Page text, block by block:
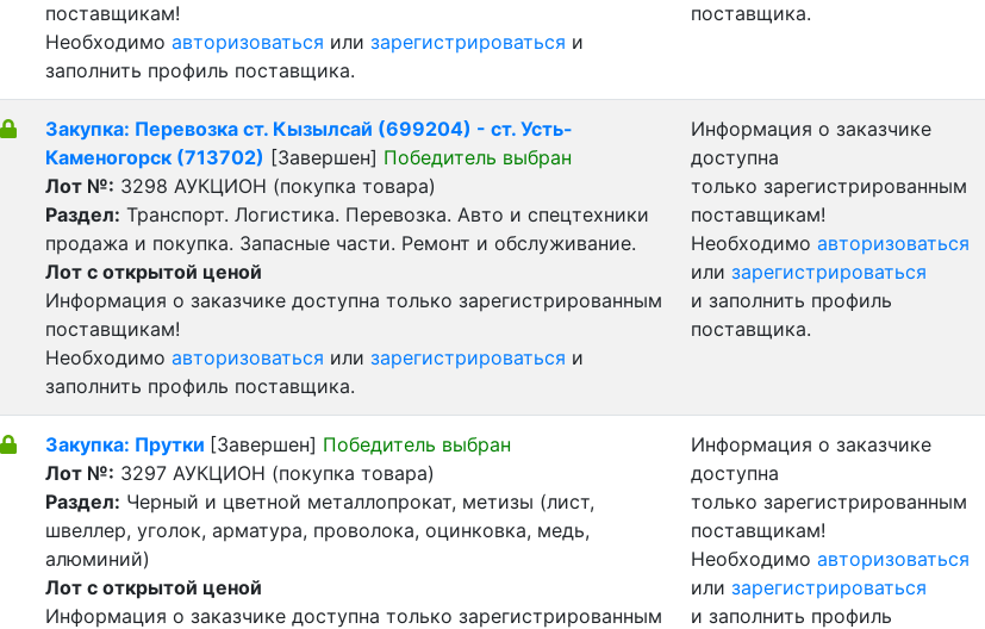
поставщикам!
Необходимо авторизоваться или зарегистрироваться и
заполнить профиль поставщика.
поставщика.
Закупка: Перевозка ст. Кызылсай (699204) - ст. Усть-
Каменогорск (713702) [Завершен] Победитель выбран
Лот №: 3298 АУКЦИОН (покупка товара)
Раздел: Транспорт. Логистика. Перевозка. Авто и спецтехники
продажа и покупка. Запасные части. Ремонт и обслуживание.
Лот с открытой ценой
Информация о заказчике доступна только зарегистрированным
поставщикам!
Необходимо авторизоваться или зарегистрироваться и
заполнить профиль поставщика.
Информация о заказчике
доступна
только зарегистрированным
поставщикам!
Необходимо авторизоваться
или зарегистрироваться
и заполнить профиль
поставщика.
Закупка: Прутки [Завершен] Победитель выбран
Лот №: 3297 АУКЦИОН (покупка товара)
Раздел: Черный и цветной металлопрокат, метизы (лист,
швеллер, уголок, арматура, проволока, оцинковка, медь,
алюминий)
Лот с открытой ценой
Информация о заказчике доступна только зарегистрированным
Информация о заказчике
доступна
только зарегистрированным
поставщикам!
Необходимо авторизоваться
или зарегистрироваться
и заполнить профиль